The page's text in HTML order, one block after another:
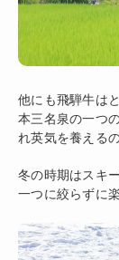
他にも飛騨牛は
本三名泉の一つ
れ英気を養える
冬の時期はスキ
一つに絞らずに